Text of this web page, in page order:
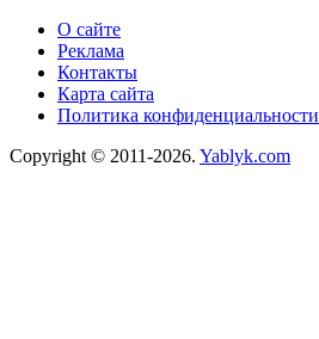
О сайте
Реклама
Контакты
Карта сайта
Политика конфиденциальности
Copyright © 2011-2026. Yablyk.сom